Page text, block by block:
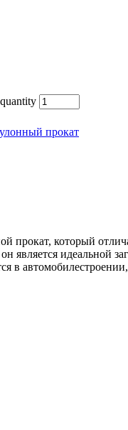
прокат
прокат, который
является идеальной
в